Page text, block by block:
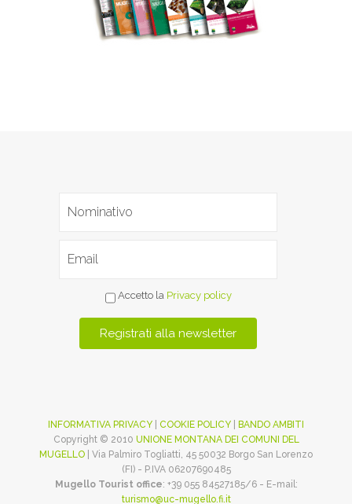
Accetto la Privacy policy
INFORMATIVA PRIVACY COOKIE POLICY
BANDO AMBITI
Copyright © 2010 UNIONE MONTANA DEI COMUNI DEL
MUGELLO | Via Palmiro Togliatti, 45 50032 Borgo San Lorenzo
(FI) - P.IVA 06207690485
Mugello Tourist office: +39 055 84527185/6 - E-mail:
turismo@uc-mugello.fi.it